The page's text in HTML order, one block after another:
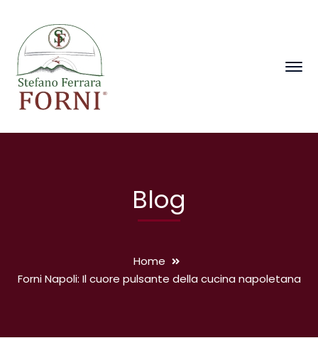
Blog
Home
Forni Napoli: Il cuore pulsante della cucina napoletana